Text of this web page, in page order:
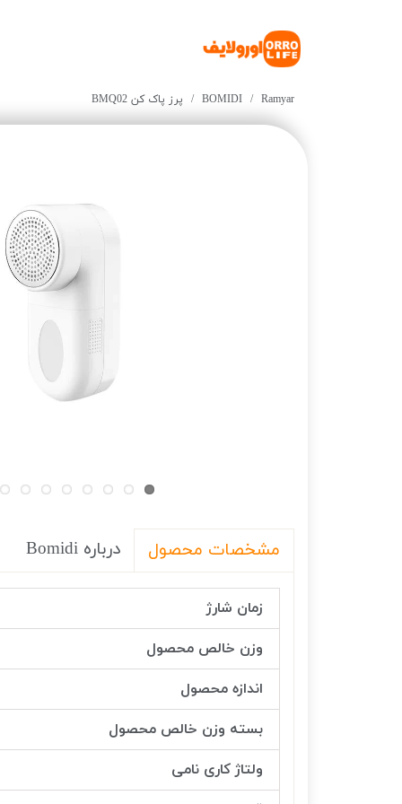
Ramyar
BOMIDI پرز پاک کن BMQ02
مشخصات محصول درباره Bomidi
زمان شارژ
وزن خالص محصول
اندازه محصول
بسته وزن خالص محصول
ولتاژ کاری نامی